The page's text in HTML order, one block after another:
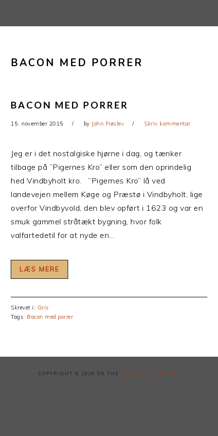
navigation
BACON MED PORRER
BACON MED PORRER
15. november 2015 by John Frøslev Skriv kommentar
Jeg er i det nostalgiske hjørne i dag, og tænker
tilbage på ”Pigernes Kro” eller som den oprindelig
hed Vindbyholt kro. ”Pigernes Kro” lå ved
landevejen mellem Køge og Præstø i Vindbyholt, lige
overfor Vindbyvold, den blev opført i 1623 og var en
smuk gammel stråtækt bygning, hvor folk
valfartedetil for at nyde en…
LÆS MERE
Skrevet i: Gris
Tags: Bacon med porrer
COPYRIGHT © 2026 ON THE FOODIE PRO THEME